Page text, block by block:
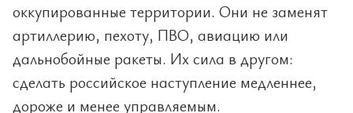
оккупированные территории. Они не заменят
артиллерию, пехоту, ПВО, авиацию или
дальнобойные ракеты. Их сила в другом:
сделать российское наступление медленнее,
дороже и менее управляемым.